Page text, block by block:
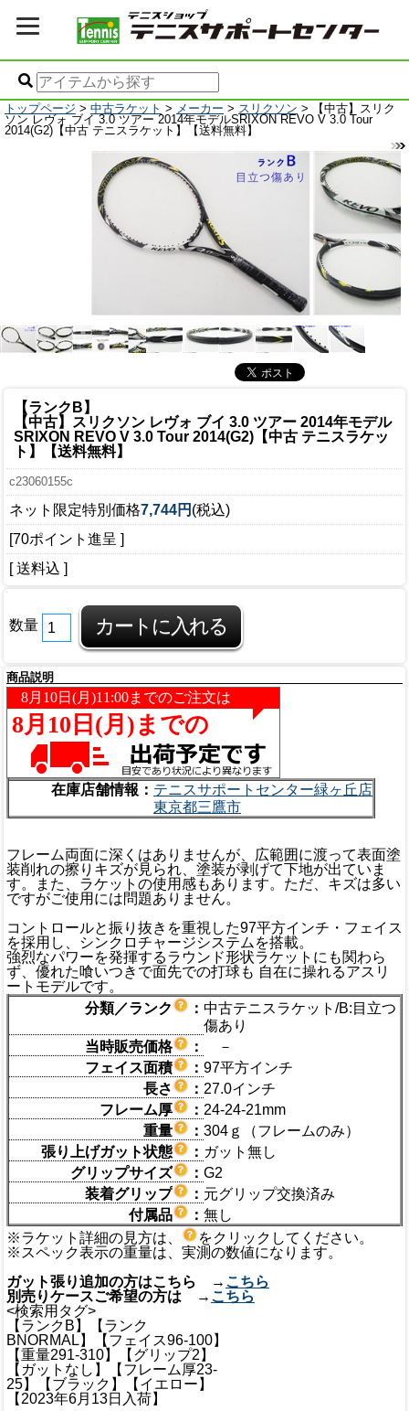
トップページ > 中古ラケット > メーカー > スリクソン > 【中古】スリク
ソン レヴォ ブイ 3.0 ツアー 2014年モデルSRIXON REVO V 3.0 Tour
2014(G2)【中古 テニスラケット】【送料無料】
【ランクB】
【中古】スリクソン レヴォ ブイ 3.0 ツアー 2014年モデル
SRIXON REVO V 3.0 Tour 2014(G2)【中古 テニスラケッ
ト】【送料無料】
c23060155c
ネット限定特別価格7,744円 (税込)
[70ポイント進呈 ]
[ 送料込 ]
数量
商品説明
在庫店舗情報： テニスサポートセンター緑ヶ丘店
東京都三鷹市
フレーム両面に深くはありませんが、広範囲に渡って表面塗
装削れの擦りキズが見られ、塗装が剥げて下地が出ていま
す。また、ラケットの使用感もあります。ただ、キズは多い
ですがご使用には問題ありません。
コントロールと振り抜きを重視した97平方インチ・フェイス
を採用し、シンクロチャージシステムを搭載。
強烈なパワーを発揮するラウンド形状ラケットにも関わら
ず、優れた喰いつきで面先での打球も 自在に操れるアスリ
ートモデルです。
分類／ランク
： 中古テニスラケット/B:目立つ
傷あり
当時販売価格
：
－
フェイス面積
： 97平方インチ
長さ
： 27.0インチ
フレーム厚
： 24-24-21mm
重量
： 304ｇ（フレームのみ）
張り上げガット状態
： ガット無し
グリップサイズ
： G2
装着グリップ
： 元グリップ交換済み
付属品
： 無し
※ラケット詳細の見方は、
をクリックしてください。
※スペック表示の重量は、実測の数値になります。
ガット張り追加の方はこちら → こちら
別売りケースご希望の方は → こちら
<検索用タグ>
【ランクB】【ランク
BNORMAL】【フェイス96-100】
【重量291-310】【グリップ2】
【ガットなし】【フレーム厚23-
25】【ブラック】【イエロー】
【2023年6月13日入荷】